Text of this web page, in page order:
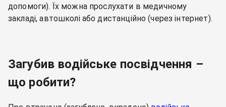
допомоги). Їх можна прослухати в медичному
закладі, автошколі або дистанційно (через інтернет).
Загубив водійське посвідчення –
що робити?